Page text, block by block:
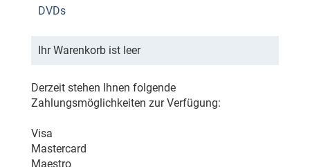
DVDs
Ihr Warenkorb ist leer
Derzeit stehen Ihnen folgende
Zahlungsmöglichkeiten zur Verfügung:
Visa
Mastercard
Maestro